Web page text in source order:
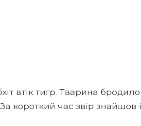
втік тигр. Тварина бродило
короткий час звір знайшов і